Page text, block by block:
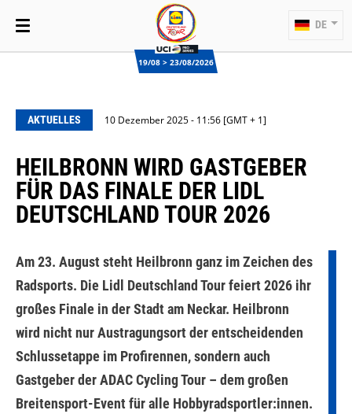
19/08 > 23/08/2026
DE
AKTUELLES 10 Dezember 2025 - 11:56 [GMT + 1]
HEILBRONN WIRD GASTGEBER
FÜR DAS FINALE DER LIDL
DEUTSCHLAND TOUR 2026
Am 23. August steht Heilbronn ganz im Zeichen des
Radsports. Die Lidl Deutschland Tour feiert 2026 ihr
großes Finale in der Stadt am Neckar. Heilbronn
wird nicht nur Austragungsort der entscheidenden
Schlussetappe im Profirennen, sondern auch
Gastgeber der ADAC Cycling Tour – dem großen
Breitensport-Event für alle Hobbyradsportler:innen.